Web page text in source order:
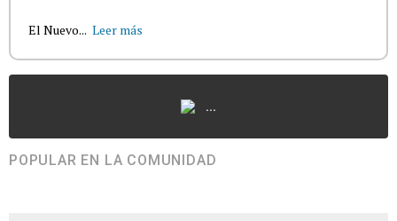
El Nuevo... Leer más
...
POPULAR EN LA COMUNIDAD